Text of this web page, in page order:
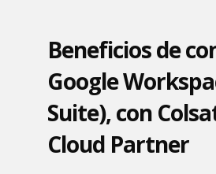
Beneficios de
Google
Suite), con
Cloud Partner